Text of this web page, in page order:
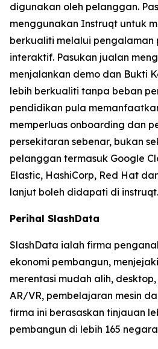
digunakan oleh pelanggan.
menggunakan Instruqt untuk
berkualiti melalui pengalaman
interaktif. Pasukan jualan
menjalankan demo dan Bukti
lebih berkualiti tanpa beban
pendidikan pula
memperluas onboarding dan
persekitaran sebenar, bukan
pelanggan termasuk Google
Elastic, HashiCorp, Red Hat
lanjut boleh didapati di
Perihal SlashData
SlashData ialah firma
ekonomi pembangun,
merentasi mudah alih,
AR/VR, pembelajaran mesin
firma ini berasaskan tinjauan
pembangun di lebih 165